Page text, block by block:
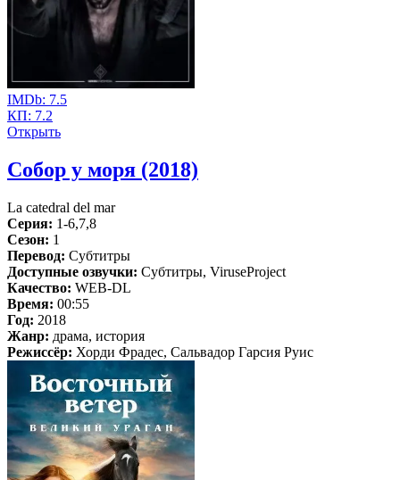
IMDb: 7.5
КП: 7.2
Открыть
Собор у моря (2018)
La catedral del mar
Серия: 1-6,7,8
Сезон: 1
Перевод: Субтитры
Доступные озвучки: Субтитры, ViruseProject
Качество: WEB-DL
Время: 00:55
Год: 2018
Жанр: драма, история
Режиссёр: Хорди Фрадес, Сальвадор Гарсия Руис